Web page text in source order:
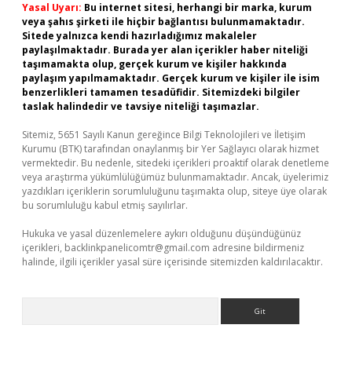
Yasal Uyarı: Bu internet sitesi, herhangi bir marka, kurum
veya şahıs şirketi ile hiçbir bağlantısı bulunmamaktadır.
Sitede yalnızca kendi hazırladığımız makaleler
paylaşılmaktadır. Burada yer alan içerikler haber niteliği
taşımamakta olup, gerçek kurum ve kişiler hakkında
paylaşım yapılmamaktadır. Gerçek kurum ve kişiler ile isim
benzerlikleri tamamen tesadüfidir. Sitemizdeki bilgiler
taslak halindedir ve tavsiye niteliği taşımazlar.
Sitemiz, 5651 Sayılı Kanun gereğince Bilgi Teknolojileri ve İletişim
Kurumu (BTK) tarafından onaylanmış bir Yer Sağlayıcı olarak hizmet
vermektedir. Bu nedenle, sitedeki içerikleri proaktif olarak denetleme
veya araştırma yükümlülüğümüz bulunmamaktadır. Ancak, üyelerimiz
yazdıkları içeriklerin sorumluluğunu taşımakta olup, siteye üye olarak
bu sorumluluğu kabul etmiş sayılırlar.
Hukuka ve yasal düzenlemelere aykırı olduğunu düşündüğünüz
içerikleri, backlinkpanelicomtr@gmail.com adresine bildirmeniz
halinde, ilgili içerikler yasal süre içerisinde sitemizden kaldırılacaktır.